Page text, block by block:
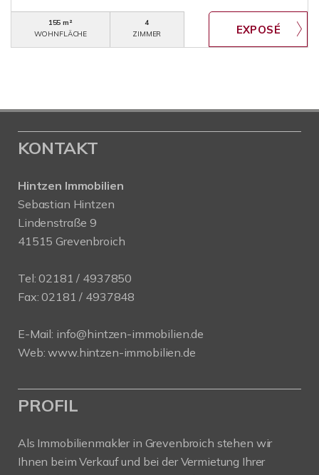
155 m²
WOHNFLÄCHE
4
ZIMMER
KONTAKT
Hintzen Immobilien
Sebastian Hintzen
Lindenstraße 9
41515 Grevenbroich
Tel:02181 / 4937850
Fax: 02181 / 4937848
E-Mail: info@hintzen-immobilien.de
Web:www.hintzen-immobilien.de
PROFIL
Als Immobilienmakler in Grevenbroich stehen wir
Ihnen beim Verkauf und bei der Vermietung Ihrer